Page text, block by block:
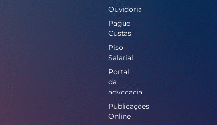
Ouvidoria
Pague
Custas
Piso
Salarial
Portal
da
advocacia
Publicações
Online